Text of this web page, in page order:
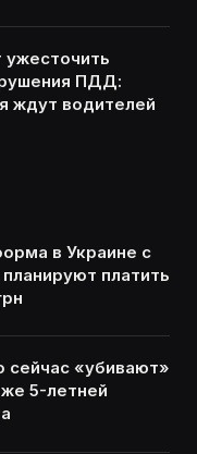
ужесточить
ПДД:
ждут водителей
в Украине с
платить
сейчас «убивают»
5-летней